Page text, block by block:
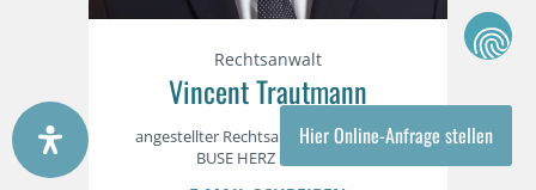
Hier Online-Anfrage stellen
Rechtsanwalt
Vincent Trautmann
angestellter Rechtsanwalt der Kanzlei
BUSE HERZ GRUNST